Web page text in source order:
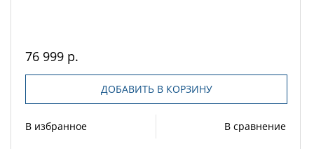
76 999 р.
ДОБАВИТЬ В КОРЗИНУ
В избранное В сравнение